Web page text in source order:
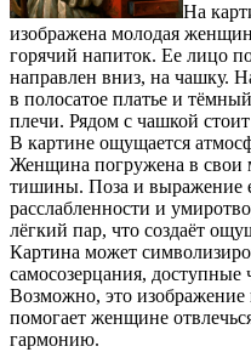
На
изображена молодая
горячий напиток. Ее лицо
направлен вниз, на чашку.
в полосатое платье и
плечи. Рядом с чашкой
В картине ощущается
Женщина погружена в свои
тишины. Поза и выражение
расслабленности и
лёгкий пар, что создаёт
Картина может
самосозерцания,
Возможно, это
помогает женщине
гармонию.